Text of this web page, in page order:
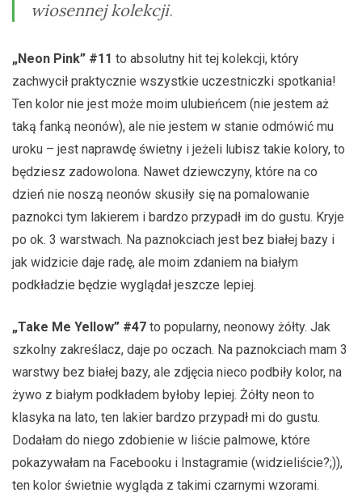
wiosennej kolekcji.
„Neon Pink” #11 to absolutny hit tej kolekcji, który
zachwycił praktycznie wszystkie uczestniczki spotkania!
Ten kolor nie jest może moim ulubieńcem (nie jestem aż
taką fanką neonów), ale nie jestem w stanie odmówić mu
uroku – jest naprawdę świetny i jeżeli lubisz takie kolory, to
będziesz zadowolona. Nawet dziewczyny, które na co
dzień nie noszą neonów skusiły się na pomalowanie
paznokci tym lakierem i bardzo przypadł im do gustu. Kryje
po ok. 3 warstwach. Na paznokciach jest bez białej bazy i
jak widzicie daje radę, ale moim zdaniem na białym
podkładzie będzie wyglądał jeszcze lepiej.
„Take Me Yellow” #47 to popularny, neonowy żółty. Jak
szkolny zakreślacz, daje po oczach. Na paznokciach mam 3
warstwy bez białej bazy, ale zdjęcia nieco podbiły kolor, na
żywo z białym podkładem byłoby lepiej. Żółty neon to
klasyka na lato, ten lakier bardzo przypadł mi do gustu.
Dodałam do niego zdobienie w liście palmowe, które
pokazywałam na Facebooku i Instagramie (widzieliście?;)),
ten kolor świetnie wygląda z takimi czarnymi wzorami.